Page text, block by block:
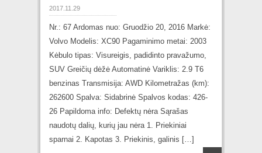
2017.11.29
Nr.: 67 Ardomas nuo: Gruodžio 20, 2016 Markė:
Volvo Modelis: XC90 Pagaminimo metai: 2003
Kėbulo tipas: Visureigis, padidinto pravažumo,
SUV Greičių dėžė Automatinė Variklis: 2.9 T6
benzinas Transmisija: AWD Kilometražas (km):
262600 Spalva: Sidabrinė Spalvos kodas: 426-
26 Papildoma info: Defektų nėra Sąrašas
naudotų dalių, kurių jau nėra 1. Priekiniai
sparnai 2. Kapotas 3. Priekinis, galinis […]